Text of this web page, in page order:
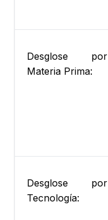
Desglose por
Materia Prima:
Desglose por
Tecnología: